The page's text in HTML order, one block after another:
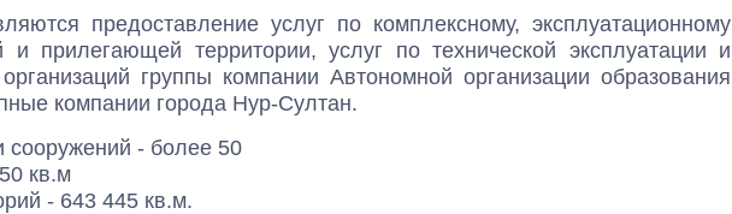
предоставление услуг по комплексному, эксплуатационному
прилегающей территории, услуг по технической эксплуатации и
группы компании Автономной организации образования
компании города Нур-Султан.
- более 50
кв.м
- 643 445 кв.м.